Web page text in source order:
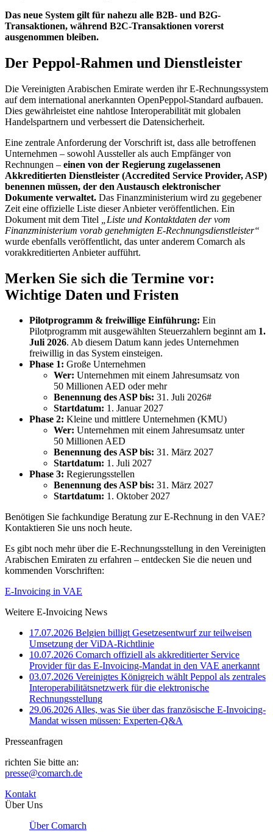
Das neue System gilt für nahezu alle B2B- und B2G-
Transaktionen, während B2C-Transaktionen vorerst
ausgenommen bleiben.
Der Peppol-Rahmen und Dienstleister
Die Vereinigten Arabischen Emirate werden ihr E-Rechnungssystem
auf dem international anerkannten OpenPeppol-Standard aufbauen.
Dies gewährleistet eine nahtlose Interoperabilität mit globalen
Handelspartnern und verbessert die Datensicherheit.
Eine zentrale Anforderung der Vorschrift ist, dass alle betroffenen
Unternehmen – sowohl Aussteller als auch Empfänger von
Rechnungen – einen von der Regierung zugelassenen
Akkreditierten Dienstleister (Accredited Service Provider, ASP)
benennen müssen, der den Austausch elektronischer
Dokumente verwaltet. Das Finanzministerium wird zu gegebener
Zeit eine offizielle Liste dieser Anbieter veröffentlichen. Ein
Dokument mit dem Titel
„Liste und Kontaktdaten der vom
Finanzministerium vorab genehmigten E-Rechnungsdienstleister“
wurde ebenfalls veröffentlicht, das unter anderem Comarch als
vorakkreditierten Anbieter aufführt.
Merken Sie sich die Termine vor:
Wichtige Daten und Fristen
Pilotprogramm & freiwillige Einführung: Ein
Pilotprogramm mit ausgewählten Steuerzahlern beginnt am 1.
Juli 2026. Ab diesem Datum kann jedes Unternehmen
freiwillig in das System einsteigen.
Phase 1: Große Unternehmen
Wer: Unternehmen mit einem Jahresumsatz von
50 Millionen AED oder mehr
Benennung des ASP bis: 31. Juli 2026#
Startdatum: 1. Januar 2027
Phase 2: Kleine und mittlere Unternehmen (KMU)
Wer: Unternehmen mit einem Jahresumsatz unter
50 Millionen AED
Benennung des ASP bis: 31. März 2027
Startdatum: 1. Juli 2027
Phase 3: Regierungsstellen
Benennung des ASP bis: 31. März 2027
Startdatum: 1. Oktober 2027
Benötigen Sie fachkundige Beratung zur E-Rechnung in den VAE?
Kontaktieren Sie uns noch heute.
Es gibt noch mehr über die E-Rechnungsstellung in den Vereinigten
Arabischen Emiraten zu erfahren – entdecken Sie die neuen und
kommenden Vorschriften:
E-Invoicing in VAE
Weitere E-Invoicing News
17.07.2026 Belgien billigt Gesetzesentwurf zur teilweisen
Umsetzung der ViDA-Richtlinie
10.07.2026 Comarch offiziell als akkreditierter Service
Provider für das E-Invoicing-Mandat in den VAE anerkannt
03.07.2026 Vereinigtes Königreich wählt Peppol als zentrales
Interoperabilitätsnetzwerk für die elektronische
Rechnungsstellung
29.06.2026Alles, was Sie über das französische E-Invoicing-
Mandat wissen müssen: Experten-Q&A
Presseanfragen
richten Sie bitte an:
presse@comarch.de
Kontakt
Über Uns
Über Comarch